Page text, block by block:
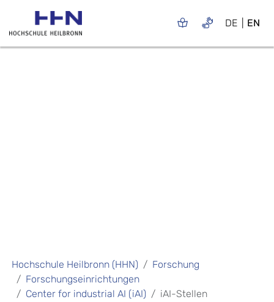
DE EN
Hochschule Heilbronn (HHN)
Forschung
Forschungseinrichtungen
Center for industrial AI (iAI)
iAI-Stellen